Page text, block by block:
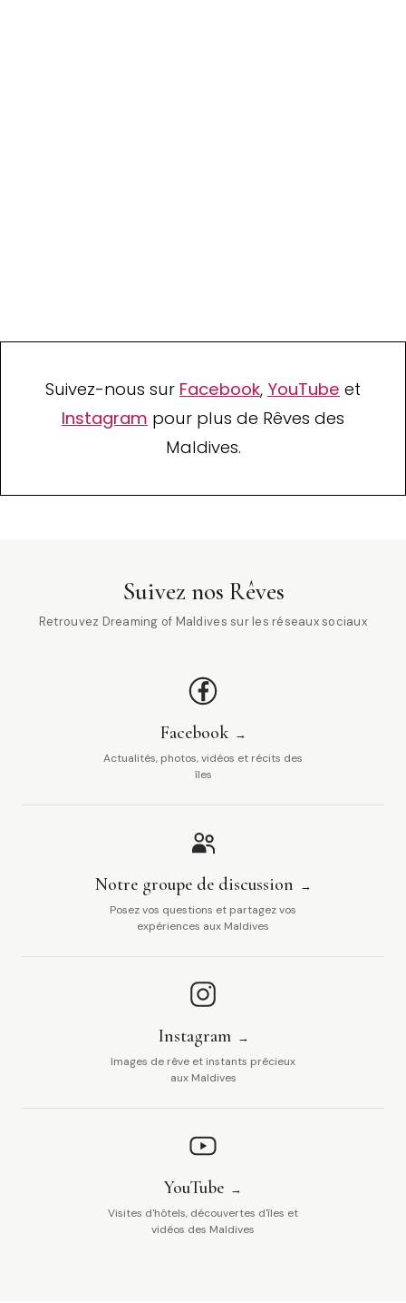
Suivez-nous sur Facebook, YouTube et
Instagram pour plus de Rêves des
Maldives.
Suivez nos Rêves
Retrouvez Dreaming of Maldives sur les réseaux sociaux
Facebook
Actualités, photos, vidéos et récits des
îles
Notre groupe de discussion
Posez vos questions et partagez vos
expériences aux Maldives
Instagram
Images de rêve et instants précieux
aux Maldives
YouTube
Visites d'hôtels, découvertes d'îles et
vidéos des Maldives